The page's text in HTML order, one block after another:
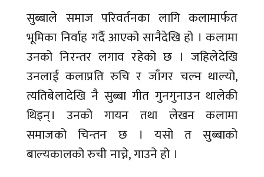
सुब्बाले समाज परिवर्तनका लागि कलामार्फत
भूमिका निर्वाह गर्दै आएको सानैदेखि हो । कलामा
उनको निरन्तर लगाव रहेको छ । जहिलेदेखि
उनलाई कलाप्रति रुचि र जाँगर चल्न थाल्यो,
त्यतिबेलादेखि नै सुब्बा गीत गुनगुनाउन थालेकी
थिइन्। उनको गायन तथा लेखन कलामा
समाजको चिन्तन छ । यसो त सुब्बाको
बाल्यकालको रुची नाच्ने, गाउने हो ।